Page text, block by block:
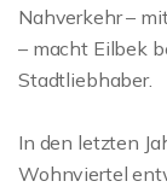
Nahverkehr –
– macht Eilbek
Stadtliebhaber.
In den letzten
Wohnviertel